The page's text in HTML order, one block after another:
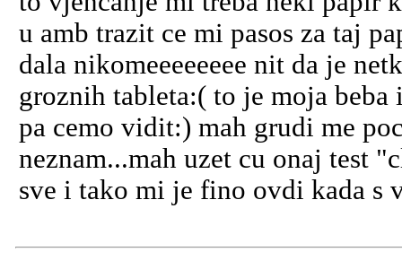
u amb trazit ce mi pasos za taj
dala nikomeeeeeeee nit da je
groznih tableta:( to je moja
pa cemo vidit:) mah grudi me
neznam...mah uzet cu onaj test
sve i tako mi je fino ovdi kada s